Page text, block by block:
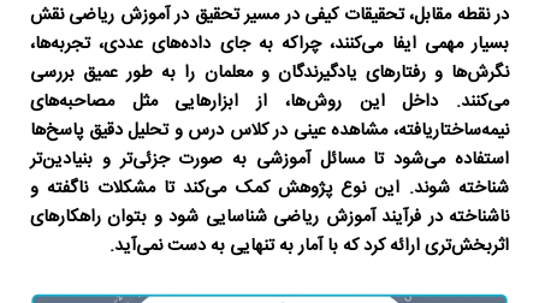
در نقطه مقابل، تحقیقات کیفی درمسیر تحقیق در آموزش ریاضینقش
بسیار مهمی ایفا می‌کنند، چراکه به جای داده‌های عددی، تجربه‌ها،
نگرش‌ها و رفتارهای یادگیرندگان و معلمان را به طور عمیق بررسی
می‌کنند. داخل این روش‌ها، از ابزارهایی مثل مصاحبه‌های
نیمه‌ساختاریافته، مشاهده عینی در کلاس درس و تحلیل دقیق پاسخ‌ها
استفاده می‌شود تا مسائل آموزشی به صورت جزئی‌تر و بنیادین‌تر
شناخته شوند. این نوع پژوهش کمک می‌کند تا مشکلات ناگفته و
ناشناخته در فرآیند آموزش ریاضی شناسایی شود و بتوان راهکارهای
اثربخش‌تری ارائه کرد که با آمار به تنهایی به دست نمی‌آید.